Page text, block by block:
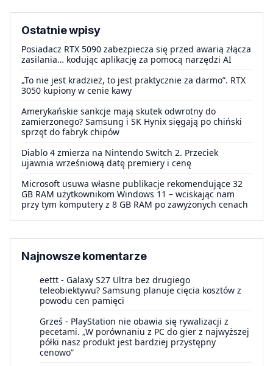
Ostatnie wpisy
Posiadacz RTX 5090 zabezpiecza się przed awarią złącza
zasilania… kodując aplikację za pomocą narzędzi AI
„To nie jest kradzież, to jest praktycznie za darmo”. RTX
3050 kupiony w cenie kawy
Amerykańskie sankcje mają skutek odwrotny do
zamierzonego? Samsung i SK Hynix sięgają po chiński
sprzęt do fabryk chipów
Diablo 4 zmierza na Nintendo Switch 2. Przeciek
ujawnia wrześniową datę premiery i cenę
Microsoft usuwa własne publikacje rekomendujące 32
GB RAM użytkownikom Windows 11 – wciskając nam
przy tym komputery z 8 GB RAM po zawyżonych cenach
Najnowsze komentarze
eettt - Galaxy S27 Ultra bez drugiego
teleobiektywu? Samsung planuje cięcia kosztów z
powodu cen pamięci
Grześ - PlayStation nie obawia się rywalizacji z
pecetami. „W porównaniu z PC do gier z najwyższej
półki nasz produkt jest bardziej przystępny
cenowo”